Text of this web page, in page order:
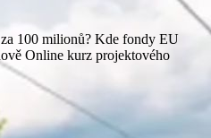
100 milionů? Kde fondy EU
Online kurz projektového